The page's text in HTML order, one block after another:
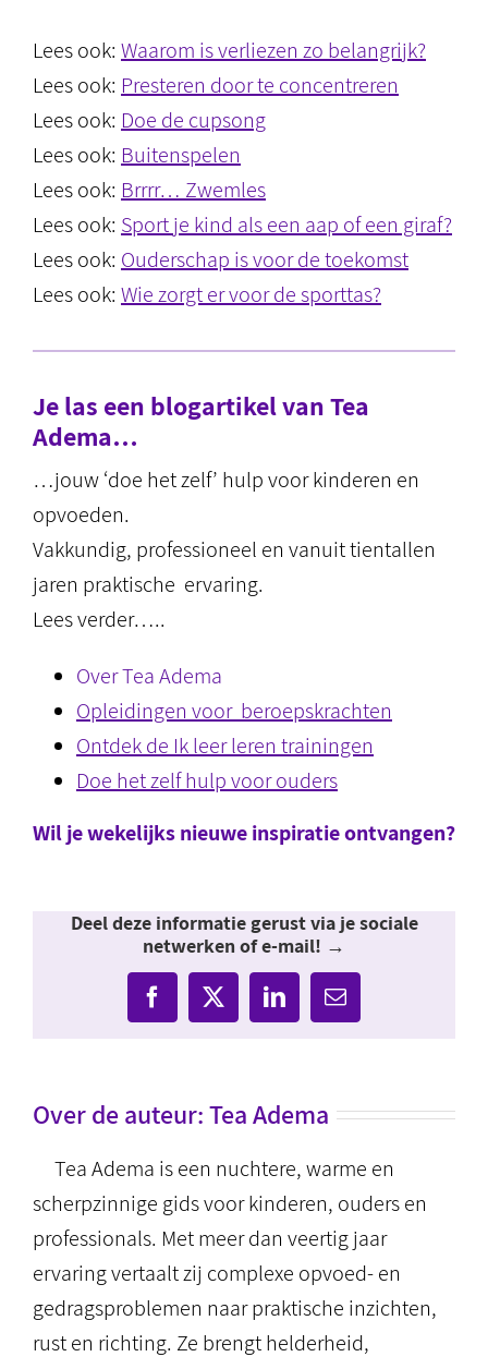
Lees ook: Waarom is verliezen zo belangrijk?
Lees ook: Presteren door te concentreren
Lees ook: Doe de cupsong
Lees ook: Buitenspelen
Lees ook: Brrrr… Zwemles
Lees ook: Sport je kind als een aap of een giraf?
Lees ook: Ouderschap is voor de toekomst
Lees ook: Wie zorgt er voor de sporttas?
Je las een blogartikel van Tea
Adema…
…jouw ‘doe het zelf’ hulp voor kinderen en
opvoeden.
Vakkundig, professioneel en vanuit tientallen
jaren praktische ervaring.
Lees verder…..
Over Tea Adema
Opleidingen voor beroepskrachten
Ontdek de Ik leer leren trainingen
Doe het zelf hulp voor ouders
Wil je wekelijks nieuwe inspiratie ontvangen?
Deel deze informatie gerust via je sociale
netwerken of e-mail! →
Facebook
X LinkedIn
E-
mail
Over de auteur:Tea Adema
Tea Adema is een nuchtere, warme en
scherpzinnige gids voor kinderen, ouders en
professionals. Met meer dan veertig jaar
ervaring vertaalt zij complexe opvoed- en
gedragsproblemen naar praktische inzichten,
rust en richting. Ze brengt helderheid,